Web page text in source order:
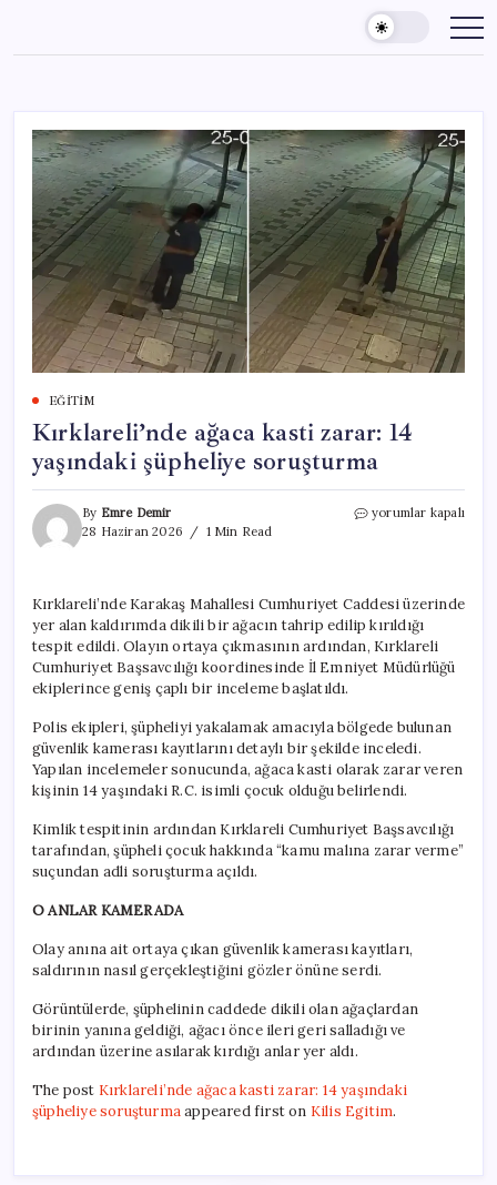
content
EĞITIM
Kırklareli’nde ağaca kasti zarar: 14
yaşındaki şüpheliye soruşturma
By Emre Demir
28 Haziran 2026
1 Min Read
Kırklareli’nde
yaşındaki
şüpheliye
soruşturma
için
yorumlar kapalı
Kırklareli’nde Karakaş Mahallesi Cumhuriyet Caddesi üzerinde
yer alan kaldırımda dikili bir ağacın tahrip edilip kırıldığı
tespit edildi. Olayın ortaya çıkmasının ardından, Kırklareli
Cumhuriyet Başsavcılığı koordinesinde İl Emniyet Müdürlüğü
ekiplerince geniş çaplı bir inceleme başlatıldı.
Polis ekipleri, şüpheliyi yakalamak amacıyla bölgede bulunan
güvenlik kamerası kayıtlarını detaylı bir şekilde inceledi.
Yapılan incelemeler sonucunda, ağaca kasti olarak zarar veren
kişinin 14 yaşındaki R.C. isimli çocuk olduğu belirlendi.
Kimlik tespitinin ardından Kırklareli Cumhuriyet Başsavcılığı
tarafından, şüpheli çocuk hakkında “kamu malına zarar verme”
suçundan adli soruşturma açıldı.
O ANLAR KAMERADA
Olay anına ait ortaya çıkan güvenlik kamerası kayıtları,
saldırının nasıl gerçekleştiğini gözler önüne serdi.
Görüntülerde, şüphelinin caddede dikili olan ağaçlardan
birinin yanına geldiği, ağacı önce ileri geri salladığı ve
ardından üzerine asılarak kırdığı anlar yer aldı.
The post Kırklareli’nde ağaca kasti zarar: 14 yaşındaki
şüpheliye soruşturmaappeared first on Kilis Egitim.